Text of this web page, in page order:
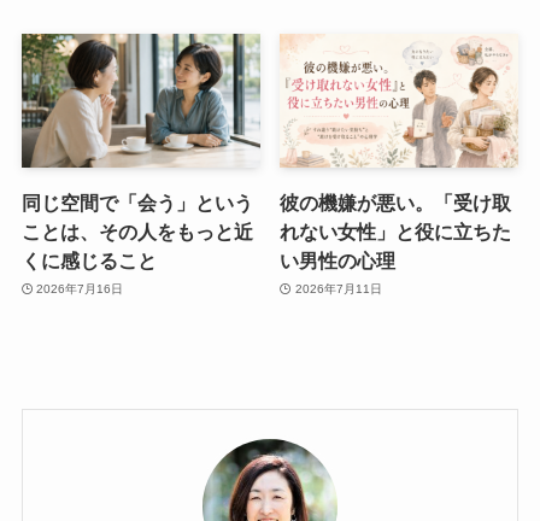
同じ空間で「会う」という
ことは、その人をもっと近
くに感じること
2026年7月16日
彼の機嫌が悪い。「受け取
れない女性」と役に立ちた
い男性の心理
2026年7月11日